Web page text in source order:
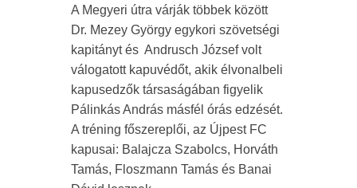
A Megyeri útra várják többek között
Dr. Mezey György egykori szövetségi
kapitányt és Andrusch József volt
válogatott kapuvédőt, akik élvonalbeli
kapusedzők társaságában figyelik
Pálinkás András másfél órás edzését.
A tréning főszereplői, az Újpest FC
kapusai: Balajcza Szabolcs, Horváth
Tamás, Floszmann Tamás és Banai